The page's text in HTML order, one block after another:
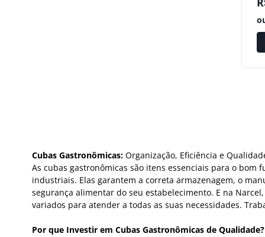
Cubas Gastronômicas: Organização, Eficiência e
As cubas gastronômicas são itens essenciais para o
industriais. Elas garantem a correta armazenagem, o
segurança alimentar do seu estabelecimento. E na
variados para atender a todas as suas necessidades.
Por que Investir em Cubas Gastronômicas de Qualidade?